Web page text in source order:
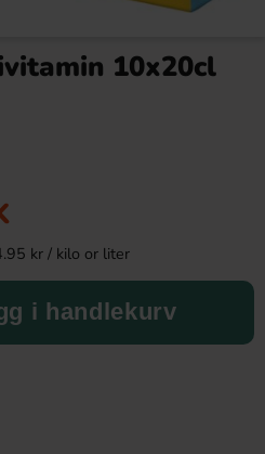
2L
10x20cl
kr / kilo or liter
i handlekurv